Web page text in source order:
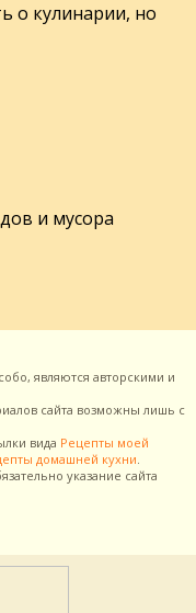
о кулинарии, но
и мусора
являются авторскими и
сайта возможны лишь с
вида Рецепты моей
домашней кухни.
указание сайта